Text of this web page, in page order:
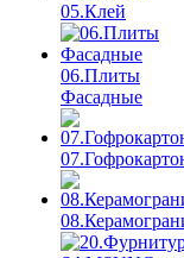
05.Клей
06.Плиты
Фасадные